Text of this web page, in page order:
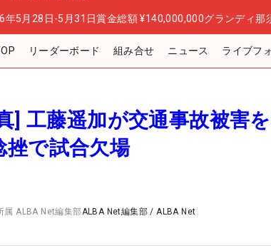
年5月28日-5月31日賞金総額 ¥140,000,000グランディ那
リーダーボード 組み合せ ニュース ライブフ
] 工藤遥加が交通事故被害
挫で試合欠場
属ALBA Net編集部ALBA Net編集部 /ALBA Net